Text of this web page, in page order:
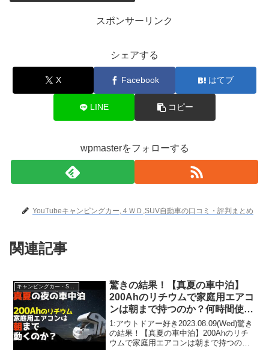
スポンサーリンク
シェアする
X Facebook はてブ
LINE コピー
wpmasterをフォローする
YouTubeキャンピングカー,４ＷＤ,SUV自動車の口コミ・評判まとめ
関連記事
キャンピングカー・SUV人気車種
驚きの結果！【真夏の車中泊】
200Ahのリチウムで家庭用エアコ
ンは朝まで持つのか？何時間使え
るのか？キャンピングカー☆
1:アウトドアー好き2023.08.09(Wed)驚き
の結果！【真夏の車中泊】200Ahのリチ
ウムで家庭用エアコンは朝まで持つの